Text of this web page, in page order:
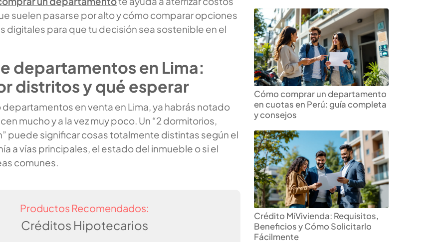
suelen pasarse por alto y cómo comparar opciones
digitales para que tu decisión sea sostenible en el
departamentos en Lima:
distritos y qué esperar
departamentos en venta en Lima, ya habrás notado
mucho y a la vez muy poco. Un “2 dormitorios,
puede significar cosas totalmente distintas según el
a vías principales, el estado del inmueble o si el
comunes.
Productos Recomendados:
Créditos Hipotecarios
Cómo comprar un departamento
en cuotas en Perú: guía completa
y consejos
Crédito MiVivienda: Requisitos,
Beneficios y Cómo Solicitarlo
Fácilmente